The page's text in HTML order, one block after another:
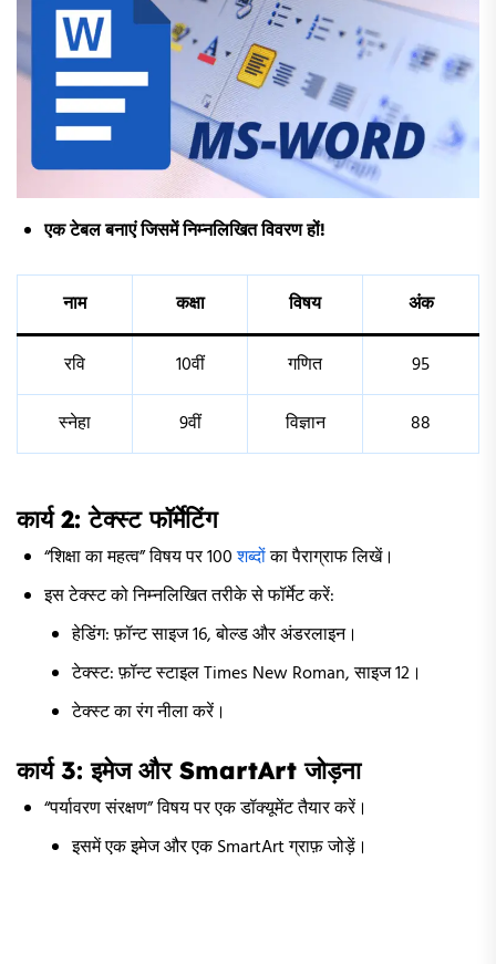
एक टेबल बनाएं जिसमें निम्नलिखित विवरण हों!
नाम कक्षा विषय अंक
रवि 10वीं गणित 95
स्नेहा 9वीं विज्ञान 88
कार्य 2: टेक्स्ट फॉर्मेटिंग
“शिक्षा का महत्व” विषय पर 100शब्दोंका पैराग्राफ लिखें।
इस टेक्स्ट को निम्नलिखित तरीके से फॉर्मेट करें:
हेडिंग: फ़ॉन्ट साइज 16, बोल्ड और अंडरलाइन।
टेक्स्ट: फ़ॉन्ट स्टाइल Times New Roman, साइज 12।
टेक्स्ट का रंग नीला करें।
कार्य 3: इमेज और SmartArt जोड़ना
“पर्यावरण संरक्षण” विषय पर एक डॉक्यूमेंट तैयार करें।
इसमें एक इमेज और एक SmartArt ग्राफ़ जोड़ें।